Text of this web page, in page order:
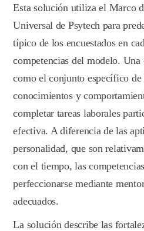
Esta solución utiliza el Marco
Universal de Psytech para
típico de los encuestados en
competencias del modelo. Una
como el conjunto específico de
conocimientos y
completar tareas laborales
efectiva. A diferencia de las
personalidad, que son
con el tiempo, las
perfeccionarse mediante
adecuados.
La solución describe las